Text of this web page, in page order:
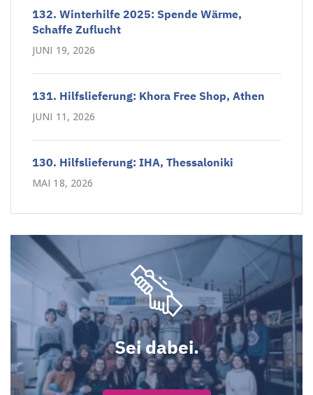
132. Winterhilfe 2025: Spende Wärme,
Schaffe Zuflucht
JUNI 19, 2026
131. Hilfslieferung: Khora Free Shop, Athen
JUNI 11, 2026
130. Hilfslieferung: IHA, Thessaloniki
MAI 18, 2026
Sei dabei.